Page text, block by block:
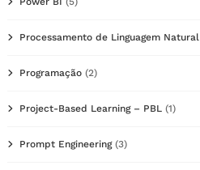
Processamento de Linguagem Natural
Programação (2)
Project-Based Learning – PBL (1)
Prompt Engineering(3)